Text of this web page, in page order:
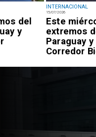
del
y
INTERNACIONAL
15/07/2026
Este
extremos
Paraguay
Corredor